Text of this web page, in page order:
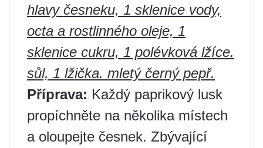
hlavy česneku, 1 sklenice vody,
octa a rostlinného oleje, 1
sklenice cukru, 1 polévková lžíce.
sůl, 1 lžička. mletý černý pepř.
Příprava: Každý paprikový lusk
propíchněte na několika místech
a oloupejte česnek. Zbývající